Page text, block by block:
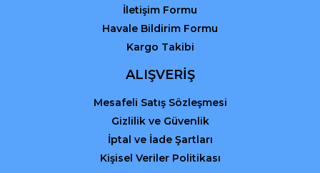
Gönder
İletişim Formu
Havale Bildirim Formu
Kargo Takibi
ALIŞVERİŞ
Mesafeli Satış Sözleşmesi
Gizlilik ve Güvenlik
İptal ve İade Şartları
Kişisel Veriler Politikası